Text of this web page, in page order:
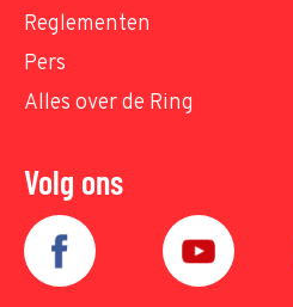
Reglementen
Pers
Alles over de Ring
Volg ons